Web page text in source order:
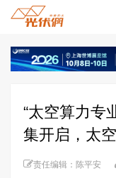
​“太空算力专
集开启，太
责任编辑：陈平安